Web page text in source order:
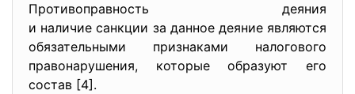
Противоправность деяния
и наличие санкции за данное деяние являются
обязательными признаками налогового
правонарушения, которые образуют его
состав [4].